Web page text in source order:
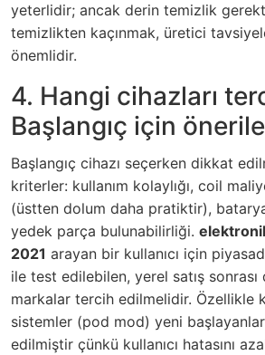
yeterlidir; ancak derin temizlik
temizlikten kaçınmak, üretici
önemlidir.
4. Hangi cihazları
Başlangıç için
Başlangıç cihazı seçerken dikkat
kriterler: kullanım kolaylığı, coil
(üstten dolum daha pratiktir),
yedek parça bulunabilirliği.
2021 arayan bir kullanıcı için
ile test edilebilen, yerel satış
markalar tercih edilmelidir. Özellikle
sistemler (pod mod) yeni
edilmiştir çünkü kullanıcı hatasını